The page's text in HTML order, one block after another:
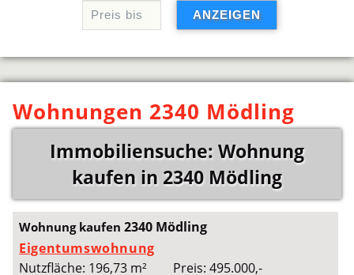
Wohnungen 2340 Mödling
Immobiliensuche: Wohnung
kaufen in 2340 Mödling
Wohnung kaufen2340 Mödling
Eigentumswohnung
Nutzfläche: 196,73 m²
Preis: 495.000,-